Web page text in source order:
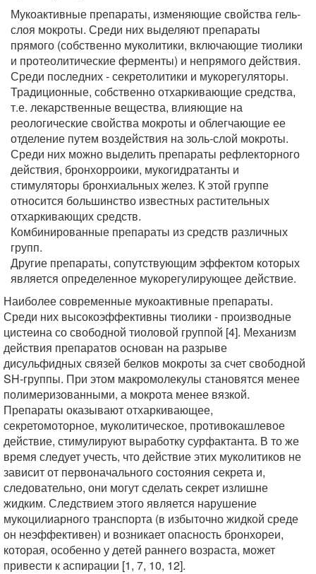
Мукоактивные препараты, изменяющие свойства гель-
слоя мокроты. Среди них выделяют препараты
прямого (собственно муколитики, включающие тиолики
и протеолитические ферменты) и непрямого действия.
Среди последних - секретолитики и мукорегуляторы.
Традиционные, собственно отхаркивающие средства,
т.е. лекарственные вещества, влияющие на
реологические свойства мокроты и облегчающие ее
отделение путем воздействия на золь-слой мокроты.
Среди них можно выделить препараты рефлекторного
действия, бронхорроики, мукогидратанты и
стимуляторы бронхиальных желез. К этой группе
относится большинство известных растительных
отхаркивающих средств.
Комбинированные препараты из средств различных
групп.
Другие препараты, сопутствующим эффектом которых
является определенное мукорегулирующее действие.
Наиболее современные мукоактивные препараты.
Среди них высокоэффективны тиолики - производные
цистеина со свободной тиоловой группой [4]. Механизм
действия препаратов основан на разрыве
дисульфидных связей белков мокроты за счет свободной
SH-группы. При этом макромолекулы становятся менее
полимеризованными, а мокрота менее вязкой.
Препараты оказывают отхаркивающее,
секретомоторное, муколитическое, противокашлевое
действие, стимулируют выработку сурфактанта. В то же
время следует учесть, что действие этих муколитиков не
зависит от первоначального состояния секрета и,
следовательно, они могут сделать секрет излишне
жидким. Следствием этого является нарушение
мукоцилиарного транспорта (в избыточно жидкой среде
он неэффективен) и возникает опасность бронхореи,
которая, особенно у детей раннего возраста, может
привести к аспирации [1, 7, 10, 12].